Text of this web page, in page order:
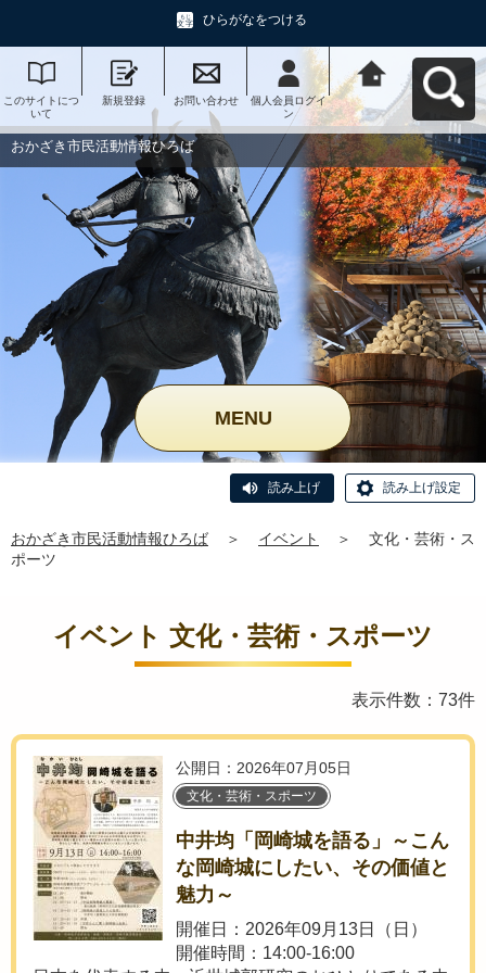
ひらがなをつける
このサイトにつ
いて
新規登録 お問い合わせ
個人会員ログイ
ン
おかざき市民活
動情報ひろばへ
戻る
おかざき市民活動情報ひろば
MENU
読み上げ 読み上げ設定
おかざき市民活動情報ひろば ＞ イベント ＞
文化・芸術・ス
ポーツ
イベント 文化・芸術・スポーツ
表示件数：73件
公開日：2026年07月05日
文化・芸術・スポーツ
中井均「岡崎城を語る」～こん
な岡崎城にしたい、その価値と
魅力～
開催日：2026年09月13日（日）
開催時間：14:00-16:00